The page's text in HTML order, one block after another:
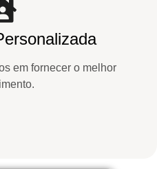
em fornecer o melhor